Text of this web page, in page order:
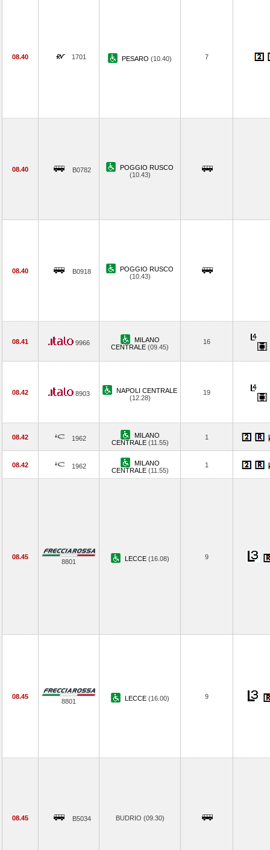
08.40 1701 PESARO (10.40) 7
08.40 B0782
POGGIO RUSCO
(10.43)
08.40 B0918
POGGIO RUSCO
(10.43)
08.41 9966
MILANO
CENTRALE (09.45)
16
08.42 8903
NAPOLI CENTRALE
(12.28)
19
08.42 1962
MILANO
CENTRALE (11.55)
1
08.42 1962
MILANO
CENTRALE (11.55)
1
08.45
8801 LECCE (16.08) 9
08.45
8801 LECCE (16.00) 9
08.45 B5034 BUDRIO (09.30)